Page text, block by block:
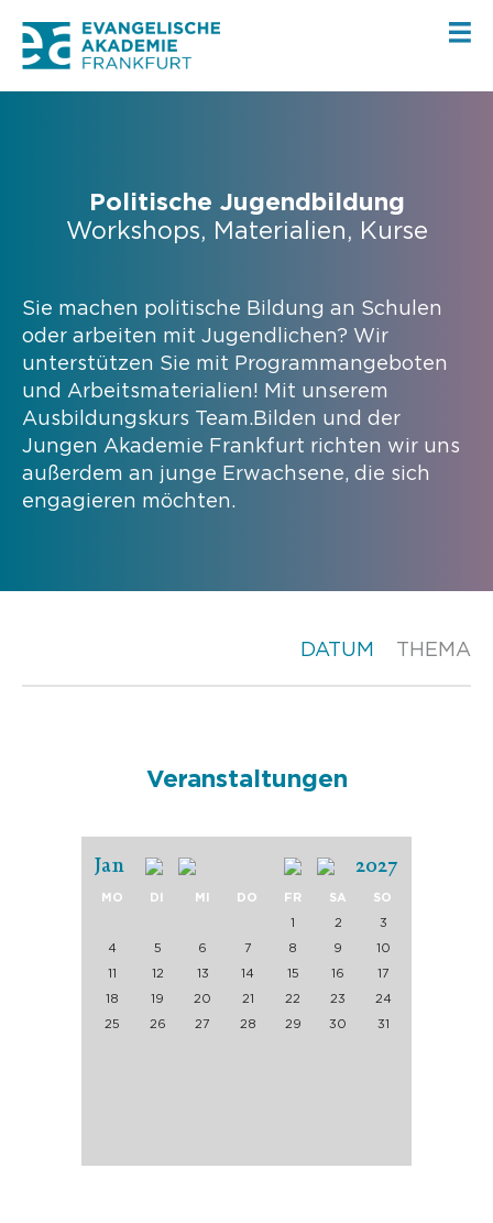
Politische Jugendbildung
Workshops, Materialien, Kurse
Sie machen politische Bildung an Schulen
oder arbeiten mit Jugendlichen? Wir
unterstützen Sie mit Programmangeboten
und Arbeitsmaterialien! Mit unserem
Ausbildungskurs Team.Bilden und der
Jungen Akademie Frankfurt richten wir uns
außerdem an junge Erwachsene, die sich
engagieren möchten.
DATUM THEMA
Veranstaltungen
Jan 2027
MO DI MI DO FR SA
SO
1
2
3
4
5 6 7 8 9
10
11
12 13 14 15 16
17
18
19 20 21 22 23
24
25
26 27 28 29 30 31